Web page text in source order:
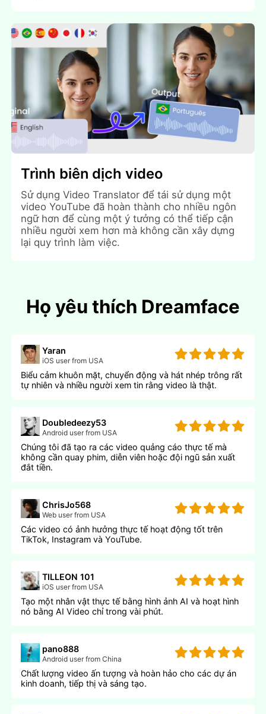
Trình biên dịch video
Sử dụng Video Translator để tái sử dụng một
video YouTube đã hoàn thành cho nhiều ngôn
ngữ hơn để cùng một ý tưởng có thể tiếp cận
nhiều người xem hơn mà không cần xây dựng
lại quy trình làm việc.
Họ yêu thích Dreamface
Yaran
iOS user from USA
Biểu cảm khuôn mặt, chuyển động và hát nhép trông rất
tự nhiên và nhiều người xem tin rằng video là thật.
Doubledeezy53
Android user from USA
Chúng tôi đã tạo ra các video quảng cáo thực tế mà
không cần quay phim, diễn viên hoặc đội ngũ sản xuất
đắt tiền.
ChrisJo568
Web user from USA
Các video có ảnh hưởng thực tế hoạt động tốt trên
TikTok, Instagram và YouTube.
TILLEON 101
iOS user from USA
Tạo một nhân vật thực tế bằng hình ảnh AI và hoạt hình
nó bằng AI Video chỉ trong vài phút.
pano888
Android user from China
Chất lượng video ấn tượng và hoàn hảo cho các dự án
kinh doanh, tiếp thị và sáng tạo.